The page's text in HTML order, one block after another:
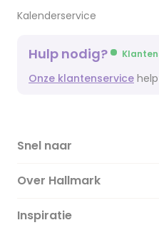
Kalenderservice
Hulp nodig?
Onze klantenservice
Snel naar
Over Hallmark
Over ons
Inspiratie